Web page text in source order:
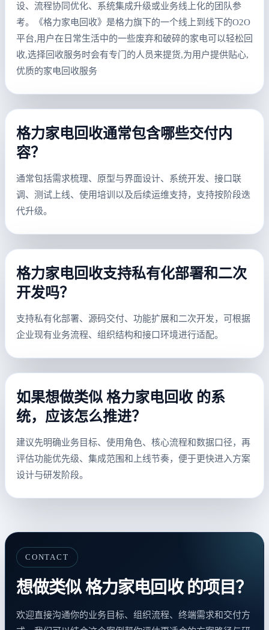
设、流程协同优化、系统集成升级或业务线上化的团队参
考。《格力家电回收》是格力旗下的一个线上到线下的O2O
平台,用户在日常生活中的一些废弃和破碎的家电可以轻松回
收,选择回收服务时会有专门的人员来提货,为用户提供贴心,
优质的家电回收服务
格力家电回收通常包含哪些交付内
容？
通常包括需求梳理、原型与界面设计、系统开发、接口联
调、测试上线、使用培训以及后续运维支持，支持按阶段迭
代升级。
格力家电回收支持私有化部署和二次
开发吗？
支持私有化部署、源码交付、功能扩展和二次开发，可根据
企业现有业务流程、组织结构和接口环境进行适配。
如果想做类似 格力家电回收 的系
统，应该怎么推进？
建议先明确业务目标、使用角色、核心流程和数据口径，再
评估功能优先级、集成范围和上线节奏，便于更快进入方案
设计与研发阶段。
CONTACT
想做类似 格力家电回收 的项目？
欢迎直接沟通你的业务目标、组织流程、终端需求和交付方